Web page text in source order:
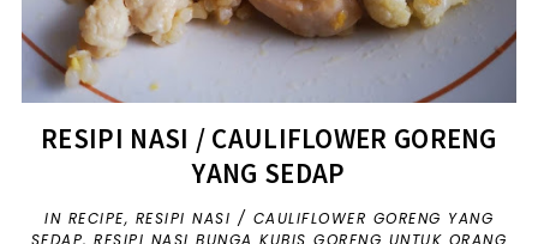
RESIPI NASI / CAULIFLOWER GORENG
YANG SEDAP
IN RECIPE, RESIPI NASI / CAULIFLOWER GORENG YANG
SEDAP,RESIPI NASI BUNGA KUBIS GORENG UNTUK ORANG